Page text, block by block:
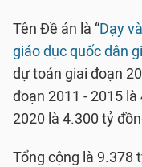
Tên Đề án là “Dạy
giáo dục quốc dân
dự toán giai đoạn
đoạn 2011 - 2015
2020 là 4.300 tỷ
Tổng cộng là 9.378